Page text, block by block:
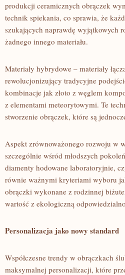
produkcji ceramicznych obrączek
technik spiekania, co sprawia, że
szukających naprawdę wyjątkowych
żadnego innego materiału.
Materiały hybrydowe – materiały
rewolucjonizujący tradycyjne
kombinacje jak złoto z węglem
z elementami meteorytowymi. Te
stworzenie obrączek, które są
Aspekt zrównoważonego rozwoju w
szczególnie wśród młodszych
diamenty hodowane laboratoryjnie,
równie ważnymi kryteriami wyboru
obrączki wykonane z rodzinnej
wartość z ekologiczną
Personalizacja jako nowy standard
Współczesne trendy w obrączkach
maksymalnej personalizacji, które